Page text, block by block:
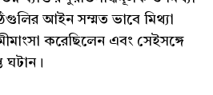
আইন সম্মত ভাবে মিথ্যা
করেছিলেন এবং সেইসঙ্গে
ঘটান।